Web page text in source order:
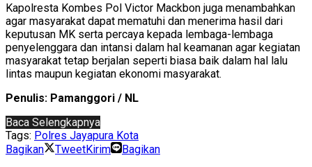
Kapolresta Kombes Pol Victor Mackbon juga menambahkan
agar masyarakat dapat mematuhi dan menerima hasil dari
keputusan MK serta percaya kepada lembaga-lembaga
penyelenggara dan intansi dalam hal keamanan agar kegiatan
masyarakat tetap berjalan seperti biasa baik dalam hal lalu
lintas maupun kegiatan ekonomi masyarakat.
Penulis: Pamanggori / NL
Baca Selengkapnya
Tags: Polres Jayapura Kota
Bagikan
TweetKirim Bagikan